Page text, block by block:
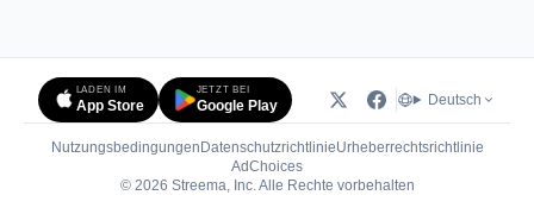
LADEN IM
App Store
JETZT BEI
Google Play Deutsch
Nutzungsbedingungen DatenschutzrichtlinieUrheberrechtsrichtlinie
AdChoices(öffnet in neuem Tab)
© 2026 Streema, Inc. Alle Rechte vorbehalten